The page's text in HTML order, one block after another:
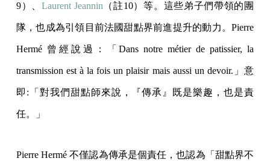
9）、Laurent Jeannin （註10）等。這些弟子們帶領的團
隊，也成為引領目前法國甜點界前進提升的動力。Pierre
Hermé 曾經說過：「Dans notre métier de patissier, la
transmission est à la fois un plaisir mais aussi un devoir.」意
即:「對我們甜點師來說，『傳承』既是樂趣，也是責
任。」
Pierre Hermé 不僅認為傳承是個責任，也認為「甜點界不